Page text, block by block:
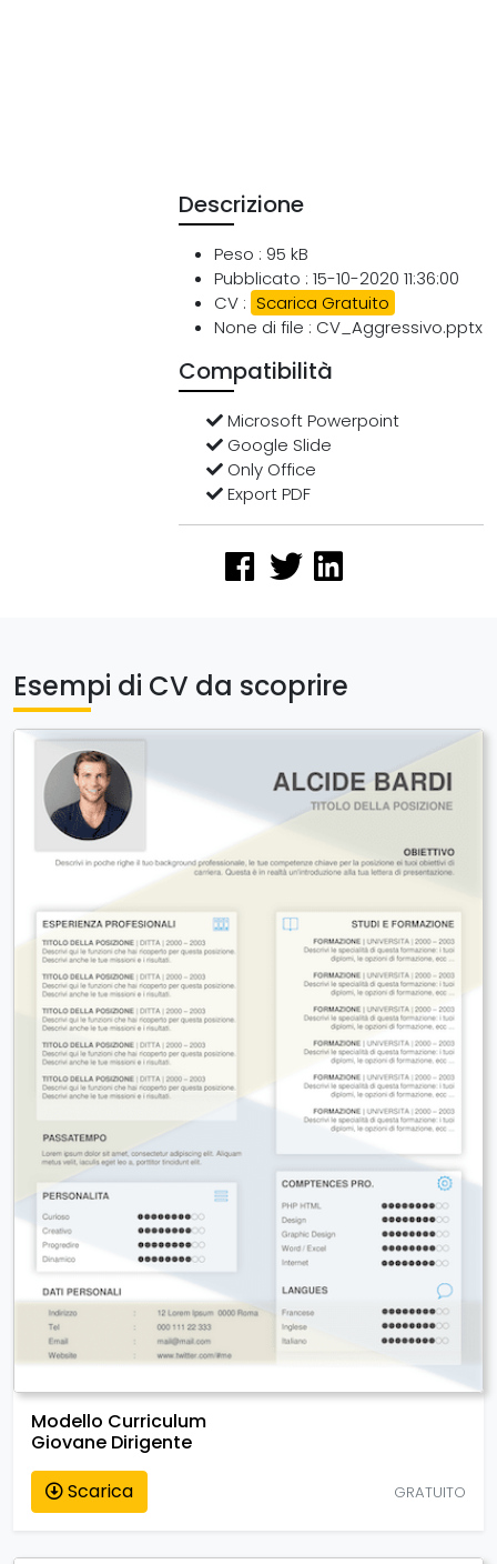
Descrizione
Peso : 95 kB
Pubblicato : 15-10-2020 11:36:00
CV : Scarica Gratuito
None di file : CV_Aggressivo.pptx
Compatibilità
Microsoft Powerpoint
Google Slide
Only Office
Export PDF
Esempi di CV da scoprire
Modello Curriculum
Giovane Dirigente
Scarica
GRATUITO